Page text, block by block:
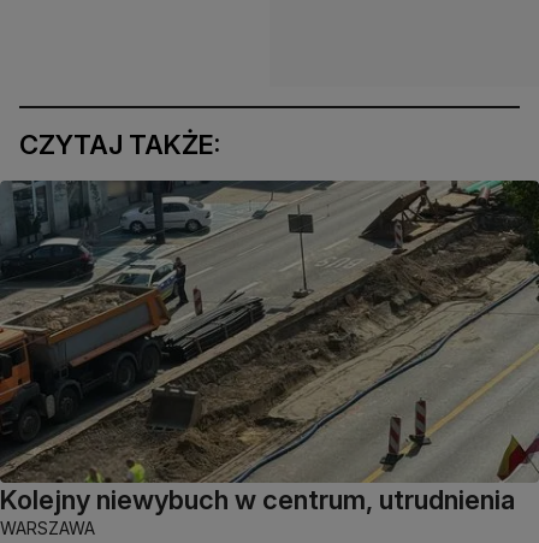
CZYTAJ TAKŻE:
Kolejny niewybuch w centrum, utrudnienia
WARSZAWA